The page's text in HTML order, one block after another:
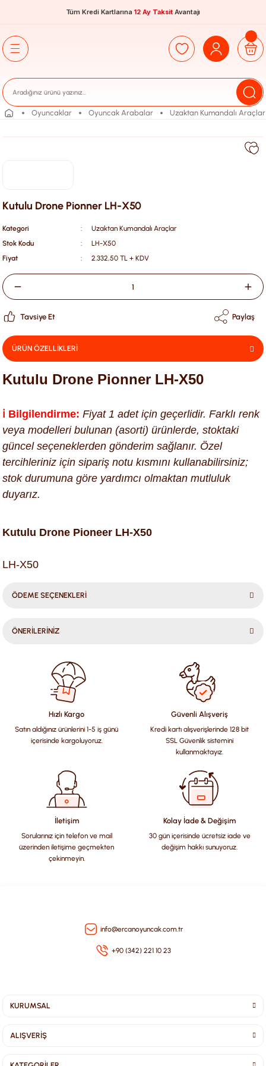
Tüm Kredi Kartlarına 12 Ay Taksit Avantajı
Oyuncaklar Oyuncak Arabalar Uzaktan Kumandalı Araçlar
Kutulu Drone Pionner LH-X50
Kategori
Uzaktan Kumandalı Araçlar
Stok Kodu
LH-X50
Fiyat
2.332,50 TL + KDV
Tavsiye Et Paylaş
ÜRÜN ÖZELLİKLERİ
Kutulu Drone Pionner LH-X50
ℹ️ Bilgilendirme: Fiyat 1 adet için geçerlidir. Farklı renk
veya modelleri bulunan (asorti) ürünlerde, stoktaki
güncel seçeneklerden gönderim sağlanır. Özel
tercihleriniz için sipariş notu kısmını kullanabilirsiniz;
stok durumuna göre yardımcı olmaktan mutluluk
duyarız.
Kutulu Drone Pioneer LH-X50
LH-X50
ÖDEME SEÇENEKLERİ
ÖNERİLERİNİZ
konularda yetersiz gördüğünüz noktaları öneri formunu
kullanarak tarafımıza iletebilirsiniz.
Görüş ve önerileriniz için teşekkür ederiz.
Ürün resmi kalitesiz, bozuk veya görüntülenemiyor.
Ürün açıklamasında eksik bilgiler bulunuyor.
Ürün bilgilerinde hatalar bulunuyor.
Ürün fiyatı diğer sitelerden daha pahalı.
Bu ürüne benzer farklı alternatifler olmalı.
Hızlı Kargo
Satın aldığınız ürünlerini 1-5 iş günü
içerisinde kargoluyoruz.
Güvenli Alışveriş
Kredi kartı alışverişlerinde 128 bit
SSL Güvenlik sistemini
kullanmaktayız.
İletişim
Sorularınız için telefon ve mail
üzerinden iletişime geçmekten
çekinmeyin.
Kolay İade & Değişim
30 gün içerisinde ücretsiz iade ve
değişim hakkı sunuyoruz.
info@ercanoyuncak.com.tr
+90 (342) 221 10 23
KURUMSAL
ALIŞVERİŞ